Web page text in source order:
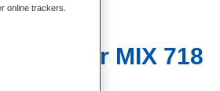
Binder MIX 718
online trackers.